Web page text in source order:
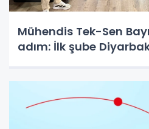
Mühendis Tek-Sen
adım: İlk şube